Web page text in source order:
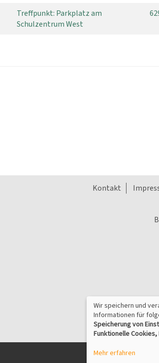
Treffpunkt: Parkplatz am
Schulzentrum West
Kontakt
Wir speichern und
Informationen für
Speicherung von
Funktionelle
Mehr erfahren